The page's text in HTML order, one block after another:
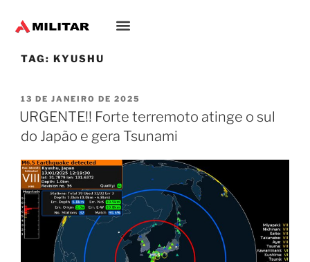
TAG: KYUSHU
13 DE JANEIRO DE 2025
URGENTE!! Forte terremoto atinge o sul
do Japão e gera Tsunami